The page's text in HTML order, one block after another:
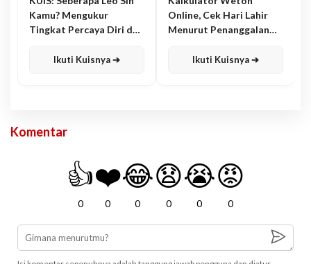
Kamu? Mengukur
Tingkat Percaya Diri dan
Ikuti Kuisnya ➔
Online, Cek Hari Lahir
Menurut Penanggalan
Ikuti Kuisnya ➔
Komentar
👍
0
❤️
0
😂
0
😧
0
😭
0
😡
0